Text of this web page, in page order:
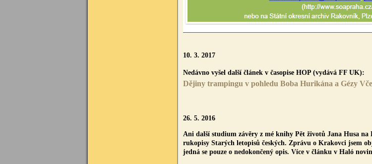
10. 3. 2017
Nedávno vyšel další článek v časopise HOP (vydává FF UK):
Dějiny trampingu v pohledu Boba Hurikána a Gézy
26. 5. 2016
Ani další studium závěry z mé knihy Pět životů Jana Husa
rukopisy Starých letopisů českých. Zprávu o Krakovci jsem
jedná se pouze o nedokončený opis. Více v článku v Haló